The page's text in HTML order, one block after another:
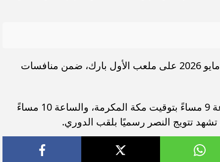
تقام مباراة النصر وضمك مساء الخميس 21 مايو 2026 على ملعب الأول بارك، ضمن منافسات
وتنطلق صافرة بداية المباراة في تمام الساعة 9 مساءً بتوقيت مكة المكرمة، والساعة 10 مساءً
تتويج النصر رسميًا بلقب الدوري.